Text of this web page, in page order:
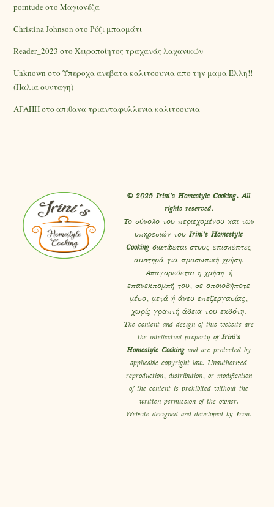
porntudeστοMαγιονέζα
Christina Johnson στοΡύζι μπασμάτι
Reader_2023 στοΧειροποίητος τραχανάς λαχανικών
Unknown στοΥπεροχα ανεβατα καλιτσουνια απο την μαμα Ελλη!!
(Παλια συνταγη)
ΑΓΑΠΗστοαπιθανα τριανταφυλλενια καλιτσουνια
© 2025 Irini’s Homestyle Cooking. All
rights reserved.
Το σύνολο του περιεχομένου και των
υπηρεσιών τουIrini’s Homestyle
Cookingδιατίθεται στους επισκέπτες
αυστηρά για προσωπική χρήση.
Απαγορεύεται η χρήση ή
επανεκπομπή του, σε οποιοδήποτε
μέσο, μετά ή άνευ επεξεργασίας,
χωρίς γραπτή άδεια του εκδότη.
The content and design of this website are
the intellectual property ofIrini’s
Homestyle Cookingand are protected by
applicable copyright law. Unauthorized
reproduction, distribution, or modification
of the content is prohibited without the
written permission of the owner.
Website designed and developed by Irini.